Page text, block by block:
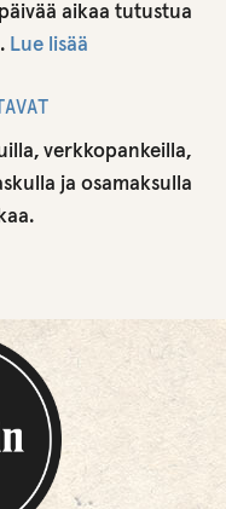
aikaa tutustua
Lue lisää
verkkopankeilla,
ja osamaksulla